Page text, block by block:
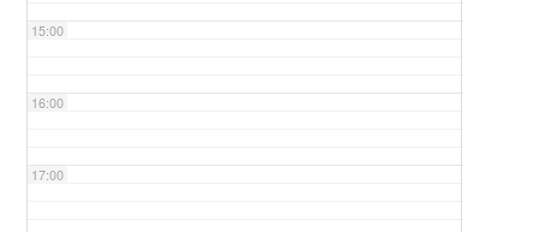
15:00
16:00
17:00